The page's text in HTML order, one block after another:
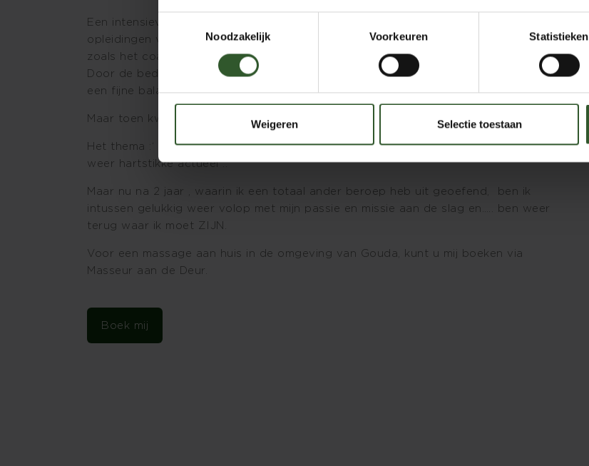
Noodzakelijk
Voorkeuren Statistieken
Weigeren Selectie toestaan
Een intensieve periode van een bijna onophoudelijke stroom van cursussen en
opleidingen volgde en mijn praktijk werd uitgebreid met diverse andere werkvormen
zoals het coachen van hoogsensitieve mensen, EMDR en Mindfulnesstraingen.
Door de bedrijfsmassages maakte ik vele kilometers’ in de randstad en kwam tot
een fijne balans tussen mijn praktijkwerkzaamheden en externe opdrachten.
Maar toen kwam Corona….. en de de jarenlang opgebouwde structuur viel om.
Het thema :‘ weer een plotselinge radicale verandering en hoe overleef ik dit? ‘ was
weer hartstikke actueel ..
Maar nu na 2 jaar , waarin ik een totaal ander beroep heb uit geoefend, ben ik
intussen gelukkig weer volop met mijn passie en missie aan de slag en….. ben weer
terug waar ik moet ZIJN.
Voor een massage aan huis in de omgeving van Gouda, kunt u mij boeken via
Masseur aan de Deur.
Boek mij